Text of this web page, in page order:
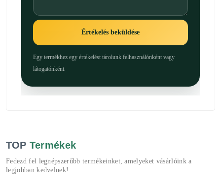
Értékelés beküldése
Egy termékhez egy értékelést tárolunk felhasználónként vagy
látogatónként.
TOP Termékek
Fedezd fel legnépszerűbb termékeinket, amelyeket vásárlóink a
legjobban kedvelnek!